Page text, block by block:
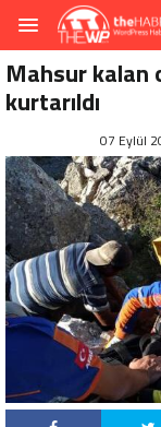
Mahsur kalan
kurtarıldı
07 Eylül